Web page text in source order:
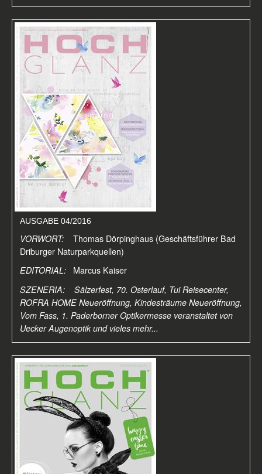
AUSGABE 04/2016
VORWORT:
Thomas Dörpinghaus (Geschäftsführer Bad
Driburger Naturparkquellen)
EDITORIAL:
Marcus Kaiser
SZENERIA: Sälzerfest, 70. Osterlauf, Tui Reisecenter,
ROFRA HOME Neueröffnung, Kindesträume Neueröffnung,
Vom Fass, 1. Paderborner Optikermesse veranstaltet von
Uecker Augenoptik und vieles mehr...